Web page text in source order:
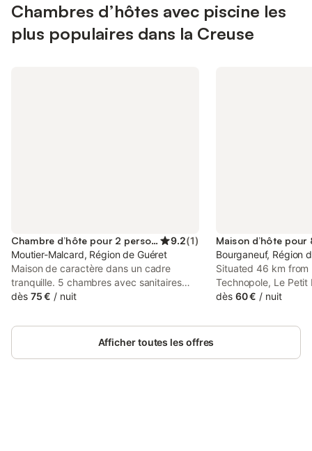
Chambres d’hôtes avec piscine les
plus populaires dans la Creuse
Chambre d’hôte pour 2 personnes 9.2(1)
Moutier-Malcard, Région de Guéret
Maison de caractère dans un cadre
tranquille. 5 chambres avec sanitaires
privés et au décor particulièrement
parking clos. Vue superbe. Repas du soir
sur demande. Repas 29 € par personne.
dès 75 € / nuit
Bourganeuf, Région
Situated 46 km from
Technopole, Le Petit
accommodation
garden. This
dès 60 € / nuit
Afficher toutes les offres